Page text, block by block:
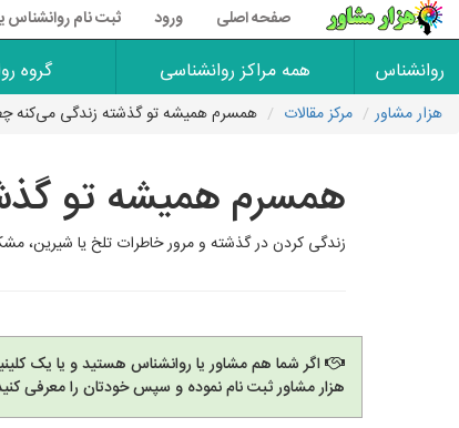
صفحه اصلی ورود ثبت نام روانشناس
روانشناس همه مراکز روانشناسی گروه
هزار مشاور مرکز مقالات همسرم همیشه تو گذشته زندگی می‌کنه
همسرم همیشه تو
زندگی کردن در گذشته و مرور خاطرات تلخ یا شیرین،
اگر شما هم مشاور یا روانشناس هستید و یا یک
هزار مشاور ثبت نام نموده و سپس خودتان را معرفی